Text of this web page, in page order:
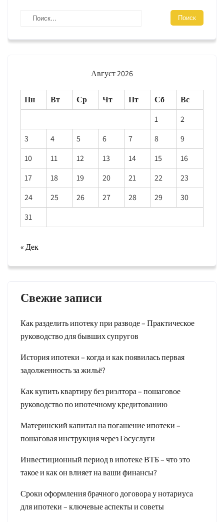
Август 2026
Пн Вт Ср Чт Пт Сб
Вс
1
2
3
4 5 6 7 8
9
10
11 12 13 14 15
16
17
18 19 20 21 22
23
24
25 26 27 28 29
30
31
« Дек
Свежие записи
Как разделить ипотеку при разводе – Практическое
руководство для бывших супругов
История ипотеки – когда и как появилась первая
задолженность за жильё?
Как купить квартиру без риэлтора – пошаговое
руководство по ипотечному кредитованию
Материнский капитал на погашение ипотеки –
пошаговая инструкция через Госуслуги
Инвестиционный период в ипотеке ВТБ – что это
такое и как он влияет на ваши финансы?
Сроки оформления брачного договора у нотариуса
для ипотеки – ключевые аспекты и советы